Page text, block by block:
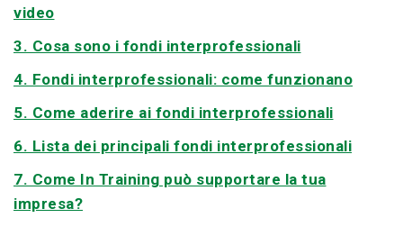
video
3. Cosa sono i fondi interprofessionali
4. Fondi interprofessionali: come funzionano
5. Come aderire ai fondi interprofessionali
6. Lista dei principali fondi interprofessionali
7. Come In Training può supportare la tua
impresa?